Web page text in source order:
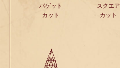
バゲット
カット
スクエア
カット